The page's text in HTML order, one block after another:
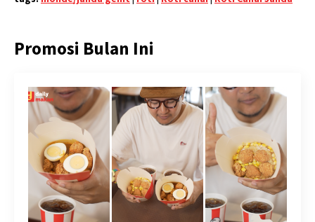
Promosi Bulan Ini